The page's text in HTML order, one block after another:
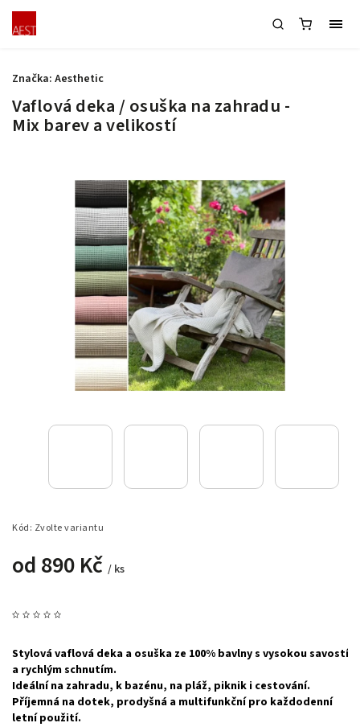
Vaflová deka / osuška na zahradu -
Mix barev a velikostí
Kód: Zvolte variantu
od 890 Kč / ks
Stylová vaflová deka a osuška ze 100% bavlny s vysokou savostí
a rychlým schnutím.
Ideální na zahradu, k bazénu, na pláž, piknik i cestování.
Příjemná na dotek, prodyšná a multifunkční pro každodenní
letní použití.
Značka: Aesthetic